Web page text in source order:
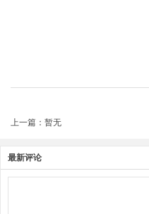
上一篇：暂无
最新评论